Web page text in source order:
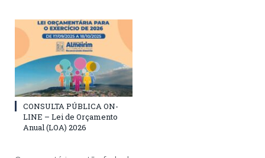
CONSULTA PÚBLICA ON-
LINE – Lei de Orçamento
Anual (LOA) 2026